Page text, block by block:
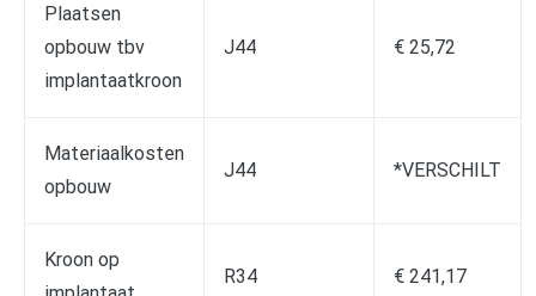
Plaatsen
opbouw tbv
implantaatkroon
J44 € 25,72
Materiaalkosten
opbouw
J44 *VERSCHILT
Kroon op
R34 € 241,17